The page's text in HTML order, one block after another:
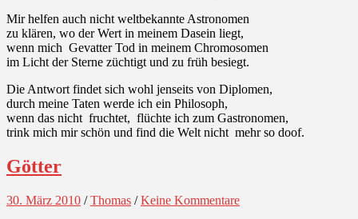
Mir helfen auch nicht weltbekannte Astronomen
zu klären, wo der Wert in meinem Dasein liegt,
wenn mich Gevatter Tod in meinem Chromosomen
im Licht der Sterne züchtigt und zu früh besiegt.
Die Antwort findet sich wohl jenseits von Diplomen,
durch meine Taten werde ich ein Philosoph,
wenn das nicht fruchtet, flüchte ich zum Gastronomen,
trink mich mir schön und find die Welt nicht mehr so doof.
Götter
30. März 2010 /Thomas /Keine Kommentare